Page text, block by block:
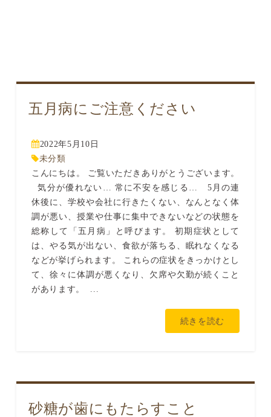
五月病にご注意ください
2022年5月10日
未分類
こんにちは。 ご覧いただきありがとうございます。
気分が優れない… 常に不安を感じる… 5月の連
休後に、学校や会社に行きたくない、なんとなく体
調が悪い、授業や仕事に集中できないなどの状態を
総称して「五月病」と呼びます。 初期症状として
は、やる気が出ない、食欲が落ちる、眠れなくなる
などが挙げられます。 これらの症状をきっかけとし
て、徐々に体調が悪くなり、欠席や欠勤が続くこと
があります。 ...
続きを読む
砂糖が歯にもたらすこと